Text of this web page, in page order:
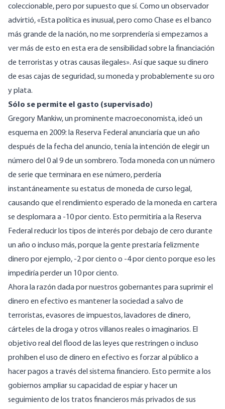
coleccionable, pero por supuesto que sí. Como un observador
advirtió, «Esta política es inusual, pero como Chase es el banco
más grande de la nación, no me sorprendería si empezamos a
ver más de esto en esta era de sensibilidad sobre la financiación
de terroristas y otras causas ilegales». Así que saque su dinero
de esas cajas de seguridad, su moneda y probablemente su oro
y plata.
Sólo se permite el gasto (supervisado)
Gregory Mankiw, un prominente macroeconomista, ideó un
esquema en 2009: la Reserva Federal anunciaría que un año
después de la fecha del anuncio, tenía la intención de elegir un
número del 0 al 9 de un sombrero. Toda moneda con un número
de serie que terminara en ese número, perdería
instantáneamente su estatus de moneda de curso legal,
causando que el rendimiento esperado de la moneda en cartera
se desplomara a -10 por ciento. Esto permitiría a la Reserva
Federal reducir los tipos de interés por debajo de cero durante
un año o incluso más, porque la gente prestaría felizmente
dinero por ejemplo, -2 por ciento o -4 por ciento porque eso les
impediría perder un 10 por ciento.
Ahora la razón dada por nuestros gobernantes para suprimir el
dinero en efectivo es mantener la sociedad a salvo de
terroristas, evasores de impuestos, lavadores de dinero,
cárteles de la droga y otros villanos reales o imaginarios. El
objetivo real del ﬂood de las leyes que restringen o incluso
prohíben el uso de dinero en efectivo es forzar al público a
hacer pagos a través del sistema financiero. Esto permite a los
gobiernos ampliar su capacidad de espiar y hacer un
seguimiento de los tratos financieros más privados de sus